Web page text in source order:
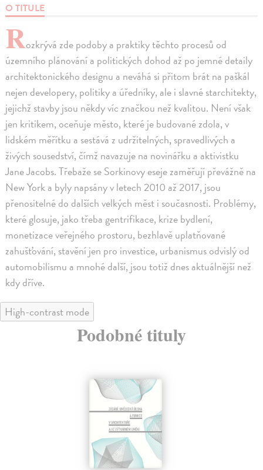
O TITULE
Rozkrývá zde podoby a praktiky těchto procesů od
územního plánování a politických dohod až po jemné detaily
architektonického designu a neváhá si přitom brát na paškál
nejen developery, politiky a úředníky, ale i slavné starchitekty,
jejichž stavby jsou někdy víc značkou než kvalitou. Není však
jen kritikem, oceňuje město, které je budované zdola, v
lidském měřítku a sestává z udržitelných, spravedlivých a
živých sousedství, čímž navazuje na novinářku a aktivistku
Jane Jacobs. Třebaže se Sorkinovy eseje zaměřují převážně na
New York a byly napsány v letech 2010 až 2017, jsou
přenositelné do dalších velkých měst i současnosti. Problémy,
které glosuje, jako třeba gentrifikace, krize bydlení,
monetizace veřejného prostoru, bezhlavě uplatňované
zahušťování, stavění jen pro investice, urbanismus odvislý od
automobilismu a mnohé další, jsou totiž dnes aktuálnější než
kdy dříve.
High-contrast mode
Podobné tituly